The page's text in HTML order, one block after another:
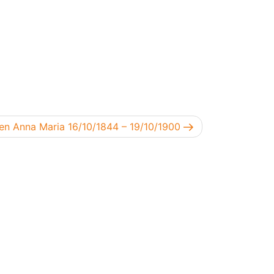
bericht
Anna Maria 16/10/1844 – 19/10/1900